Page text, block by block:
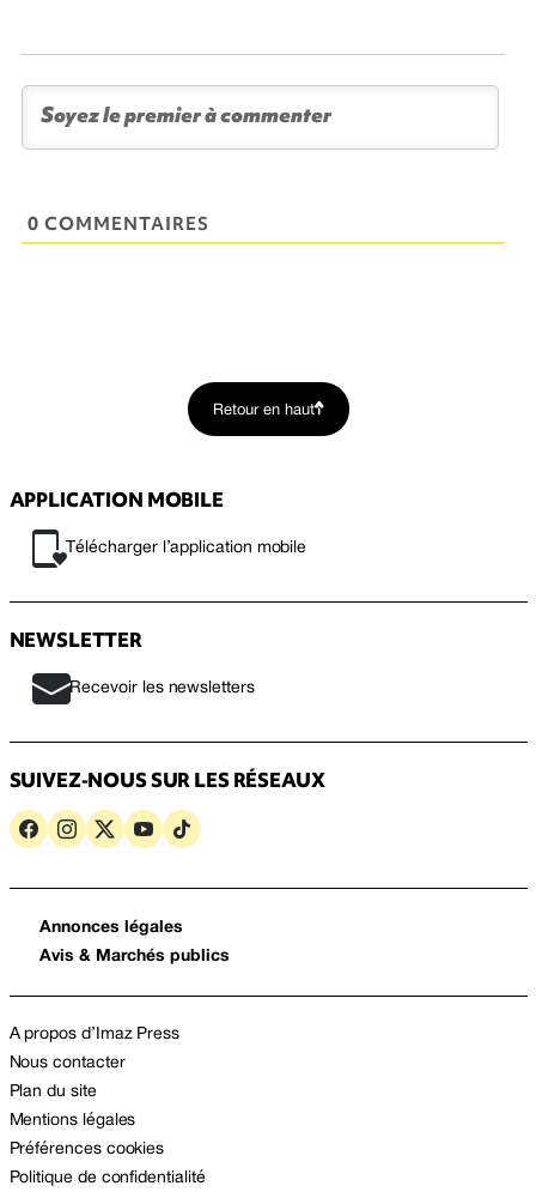
0 COMMENTAIRES
Retour en haut
APPLICATION MOBILE
Télécharger l’application mobile
NEWSLETTER
Recevoir les newsletters
SUIVEZ-NOUS SUR LES RÉSEAUX
Annonces légales
Avis & Marchés publics
A propos d’Imaz Press
Nous contacter
Plan du site
Mentions légales
Préférences cookies
Politique de confidentialité